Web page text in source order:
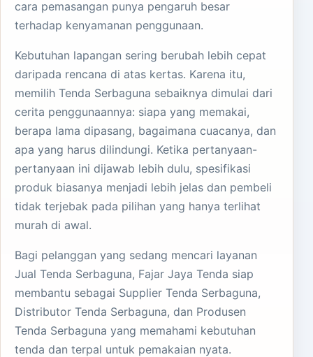
cara pemasangan punya pengaruh besar
terhadap kenyamanan penggunaan.
Kebutuhan lapangan sering berubah lebih cepat
daripada rencana di atas kertas. Karena itu,
memilih Tenda Serbaguna sebaiknya dimulai dari
cerita penggunaannya: siapa yang memakai,
berapa lama dipasang, bagaimana cuacanya, dan
apa yang harus dilindungi. Ketika pertanyaan-
pertanyaan ini dijawab lebih dulu, spesifikasi
produk biasanya menjadi lebih jelas dan pembeli
tidak terjebak pada pilihan yang hanya terlihat
murah di awal.
Bagi pelanggan yang sedang mencari layanan
Jual Tenda Serbaguna, Fajar Jaya Tenda siap
membantu sebagai Supplier Tenda Serbaguna,
Distributor Tenda Serbaguna, dan Produsen
Tenda Serbaguna yang memahami kebutuhan
tenda dan terpal untuk pemakaian nyata.